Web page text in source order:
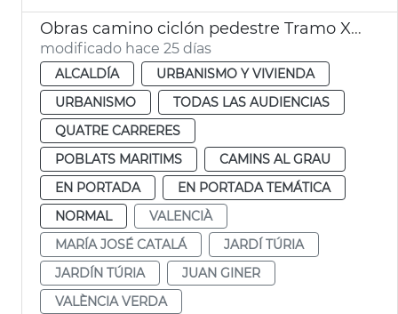
Obras camino ciclón pedestre Tramo XVI Turia Pont Astilleros València
modificado hace 25 días
ALCALDÍA
URBANISMO Y VIVIENDA
URBANISMO
TODAS LAS AUDIENCIAS
QUATRE CARRERES
POBLATS MARITIMS
CAMINS AL GRAU
EN PORTADA
EN PORTADA TEMÁTICA
NORMAL
VALENCIÀ
MARÍA JOSÉ CATALÁ
JARDÍ TÚRIA
JARDÍN TÚRIA
JUAN GINER
VALÈNCIA VERDA